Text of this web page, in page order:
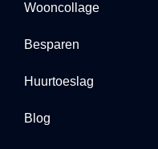
Wooncollage
Besparen
Huurtoeslag
Blog